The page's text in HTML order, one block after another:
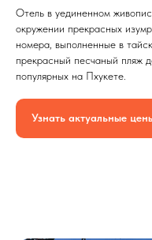
Отель в уединенном
окружении прекрасных
номера, выполненные в
прекрасный песчаный пляж
популярных на Пхукете.
Узнать актуальные